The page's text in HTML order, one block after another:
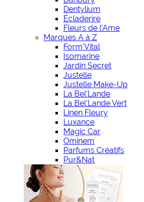
Dentylium
Écladerire
Fleurs de l’Ame
Marques A à Z
Form'Vital
Isomarine
Jardin Secret
Justelle
Justelle Make-Up
La Bel'Lande
La Bel'Lande Vert
Linen Fleury
Luxance
Magic Car
Ominem
Parfums Créatifs
Pur&Nat